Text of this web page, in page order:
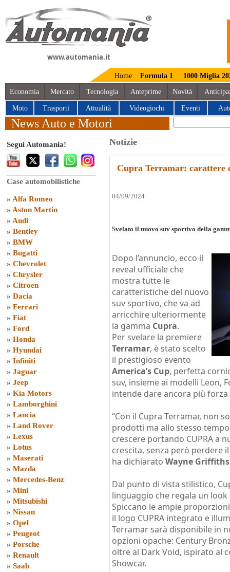
www.automania.it
Home Formula 1 1000 Miglia
Economia Mercato Tecnologia Anteprime Novità
Moto Trasporti Attualità Videogiochi Eventi
News Auto e Motori
Segui Automania!
Case automobilistiche
» Alfa Romeo
» Aston Martin
» Audi
» Bentley
» BMW
» Bugatti
» Chevrolet
» Chrysler
» Citroen
» Dacia
» Ferrari
» Fiat
» Ford
» Honda
» Hyundai
» Infiniti
» Jaguar
» Jeep
» Kia Motors
» Lamborghini
» Lancia
» Land Rover
» Lexus
» Lotus
» Maserati
» Mazda
» Mercedes-Benz
» Mini
» Mitsubishi
» Nissan
» Opel
» Peugeot
» Porsche
» Renault
» Saab
Notizie
Cupra Terramar: carattere
04/09/2024
Svelato il nuovo suv sportivo della
Dopo l’annuncio, ecco il
reveal ufficiale che
mostra tutte le
caratteristiche del nuovo
suv sportivo, che va ad
arricchire ulteriormente
la gamma Cupra.
Per svelare la premiere
Terramar, è stato scelto
il prestigioso evento
America’s Cup, perfetta
suv, insieme ai modelli Leon,
intende dare ancora più forza
“Con il Cupra Terramar, non
prodotti ma allo stesso
crescere portando CUPRA a
crescita, senza però perdere
ha dichiarato Wayne Griffiths
Dal punto di vista stilistico,
linguaggio che regala un
Spiccano le ampie
il logo CUPRA integrato e
Terramar sarà disponibile in
opzioni opache: Century
oltre al Dark Void, ispirato al
Showcar.